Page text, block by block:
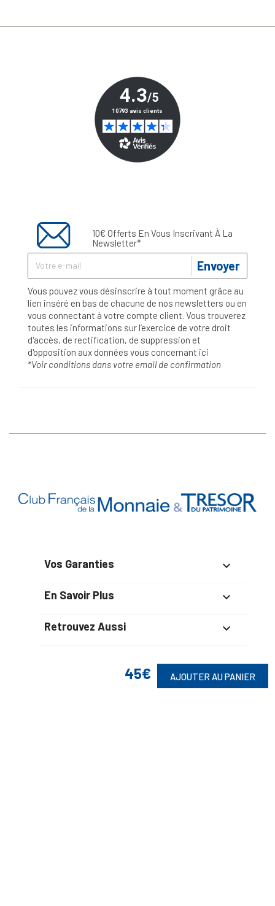
45€ AJOUTER AU PANIER
10€ Offerts En Vous Inscrivant À La
Newsletter*
Envoyer
Vous pouvez vous désinscrire à tout moment grâce au
lien inséré en bas de chacune de nos newsletters ou en
vous connectant à votre compte client. Vous trouverez
toutes les informations sur l’exercice de votre droit
d'accès, de rectification, de suppression et
d'opposition aux données vous concernant ici
*Voir conditions dans votre email de confirmation
Vos Garanties 
En Savoir Plus 
Retrouvez Aussi 
Suivez-Nous